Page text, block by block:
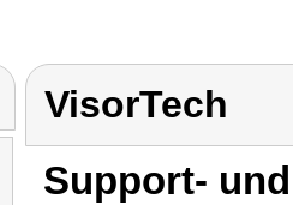
VisorTech
Support-